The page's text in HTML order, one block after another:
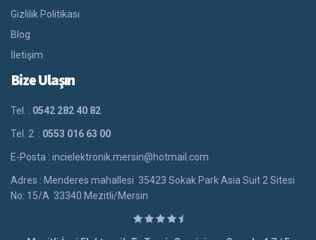
Gizlilik Politikası
Blog
İletişim
Bize Ulaşın
Tel. : 0542 282 40 82
Tel. 2 : 0553 016 63 00
E-Posta : incielektronik.mersin@hotmail.com
Adres : Menderes mahallesi 35423 Sokak Park Asia Suit 2 Sitesi
No: 15/A 33340 Mezitli/Mersin